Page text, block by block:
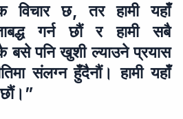
विचार छ, तर हामी यहाँ
गर्न छौं र हामी सबै
बसे पनि खुशी ल्याउने प्रयास
संलग्न हुँदैनौं। हामी यहाँ